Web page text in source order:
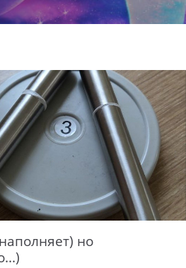
но